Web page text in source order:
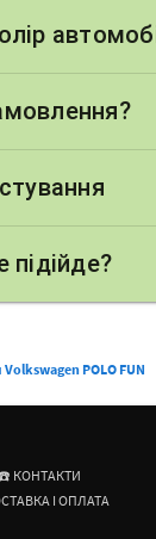
підійде?
POLO FUN
КОНТАКТИ
І ОПЛАТА